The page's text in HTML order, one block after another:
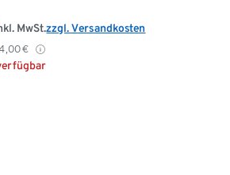
€
MwSt.zzgl. Versandkosten